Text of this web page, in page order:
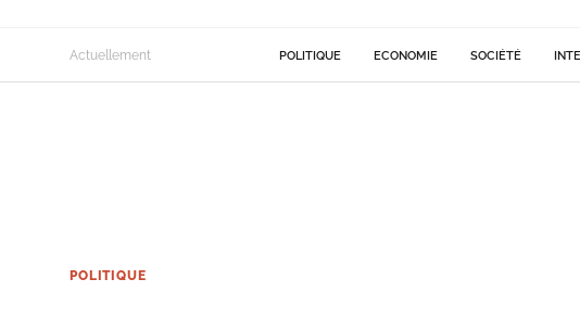
Actuellement POLITIQUE ECONOMIE SOCIÉTÉ
POLITIQUE